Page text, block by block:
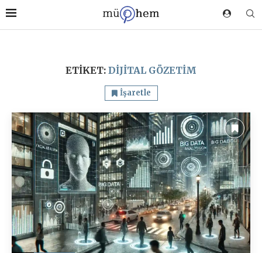
ETIKET: DIJITAL GÖZETIM
İşaretle